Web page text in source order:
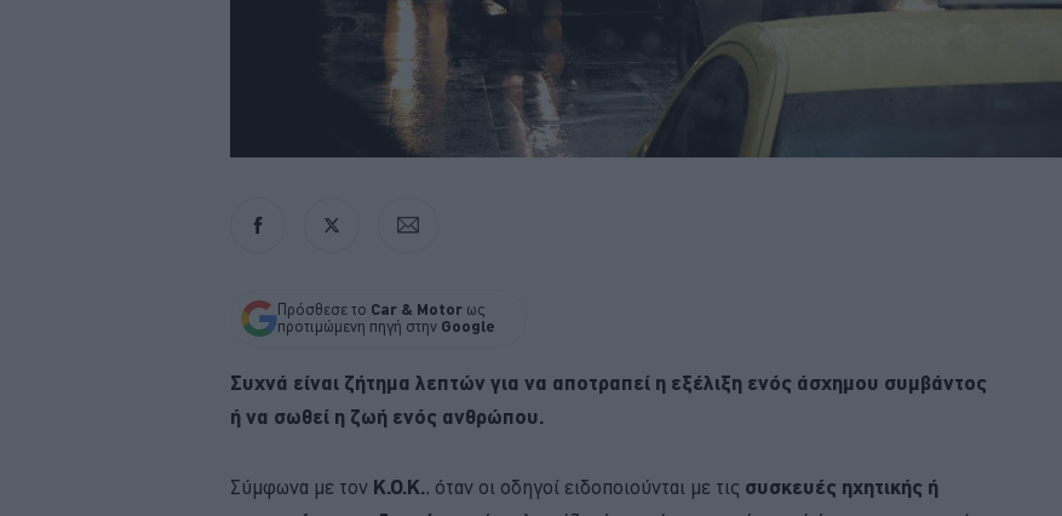
Πρόσθεσε το Car & Motor ως
προτιμώμενη πηγή στην Google
Συχνά είναι ζήτημα λεπτών για να αποτραπεί η εξέλιξη ενός άσχημου συμβάντος
ή να σωθεί η ζωή ενός ανθρώπου.
Σύμφωνα με τον Κ.Ο.Κ. , όταν οι οδηγοί ειδοποιούνται με τις συσκευές ηχητικής ή